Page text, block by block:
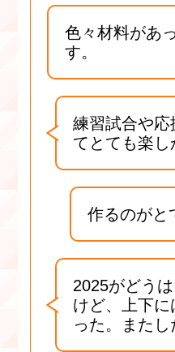
色々材料があ
す。
練習試合や応
てとても楽し
作るのがと
2025がどう
けど、上下
った。またし